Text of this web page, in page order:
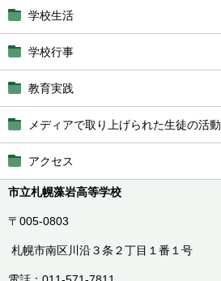
学校生活
学校行事
教育実践
メディアで取り上げられた生徒の活動
アクセス
市立札幌藻岩高等学校
〒005-0803
札幌市南区川沿３条２丁目１番１号